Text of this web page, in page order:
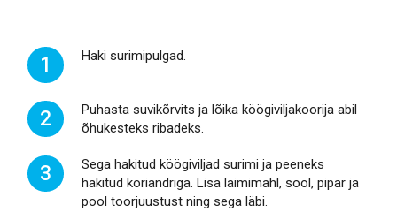
1 Haki surimipulgad.
2
Puhasta suvikõrvits ja lõika köögiviljakoorija abil
õhukesteks ribadeks.
3
Sega hakitud köögiviljad surimi ja peeneks
hakitud koriandriga. Lisa laimimahl, sool, pipar ja
pool toorjuustust ning sega läbi.